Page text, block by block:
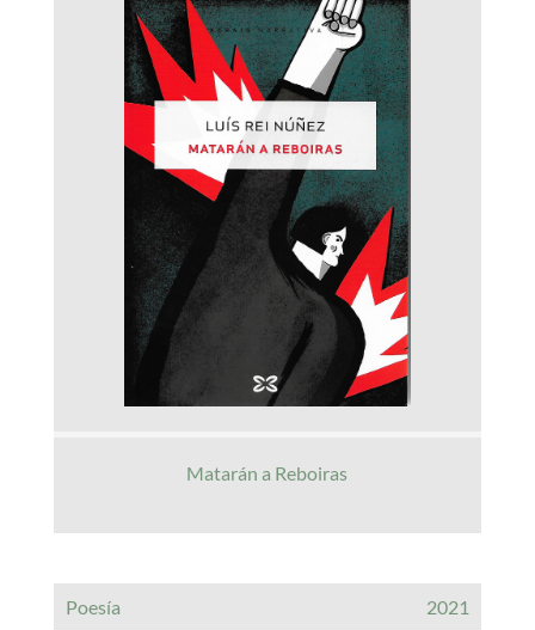
Matarán a Reboiras
Poesía 2021